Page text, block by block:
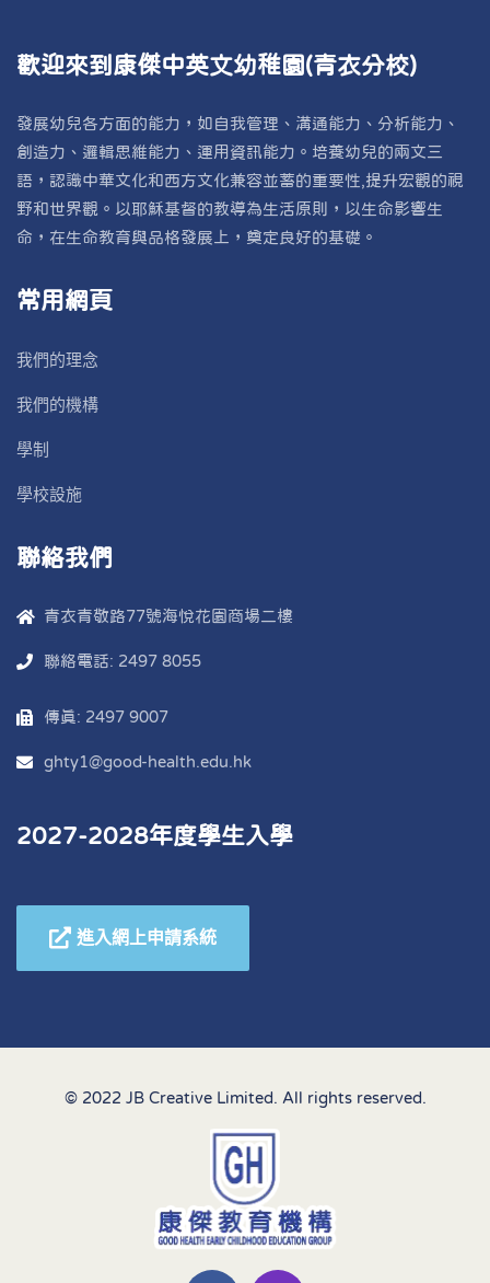
歡迎來到康傑中英文幼稚園(青衣分校)
發展幼兒各方面的能力，如自我管理、溝通能力、分析能力、
創造力、邏輯思維能力、運用資訊能力。培養幼兒的兩文三
語，認識中華文化和西方文化兼容並蓄的重要性,提升宏觀的視
野和世界觀。以耶穌基督的教導為生活原則，以生命影響生
命，在生命教育與品格發展上，奠定良好的基礎。
常用網頁
我們的理念
我們的機構
學制
學校設施
聯絡我們
青衣青敬路77號海悅花園商場二樓
聯絡電話: 2497 8055
傳真: 2497 9007
ghty1@good-health.edu.hk
2027-2028年度學生入學
進入網上申請系統
© 2022 JB Creative Limited. All rights reserved.